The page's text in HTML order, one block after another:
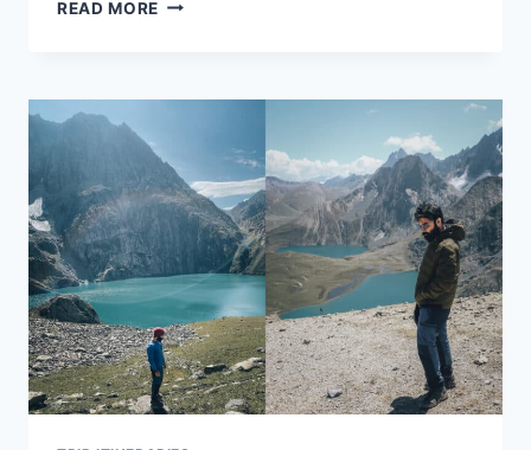
READ MORE
करें
इस
ट्रैवल
गाइड
में
जानिए
हर
सवाल
के
जवाब